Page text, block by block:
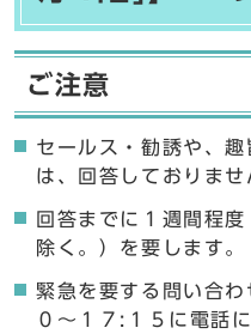
ご注意
セールス・勧誘や、
は、回答しておりませ
回答までに１週間程
除く。）を要します。
緊急を要する問い合
０〜１７:１５に電話